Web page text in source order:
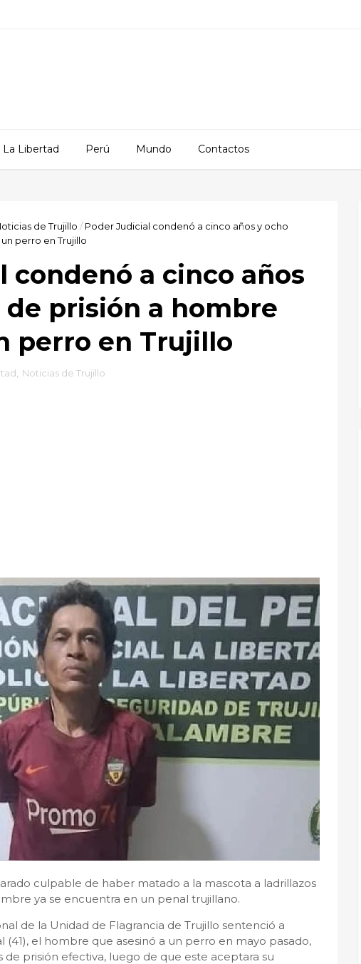
La Libertad Perú Mundo Contactos
de Trujillo / Poder Judicial condenó a cinco años y ocho
perro en Trujillo
condenó a cinco años
de prisión a hombre
perro en Trujillo
Noticias de Trujillo
culpable de haber matado a la mascota a ladrillazos
ya se encuentra en un penal trujillano.
de la Unidad de Flagrancia de Trujillo sentenció a
(41), el hombre que asesinó a un perro en mayo pasado,
de prisión efectiva, luego de que este aceptara su